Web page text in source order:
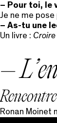
– Pour toi, le
Je ne me
– As-tu une
Un livre : Croire
–
Ronan Moinet